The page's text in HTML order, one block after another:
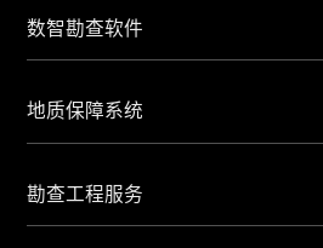
数智勘查软件
地质保障系统
勘查工程服务